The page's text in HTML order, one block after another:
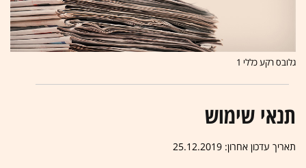
גלובס רקע כללי 1
תנאי שימוש
תאריך עדכון אחרון: 25.12.2019